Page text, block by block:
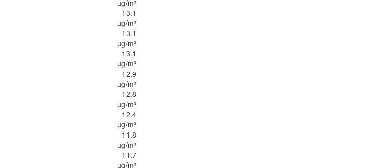
µg/m³
13.1
µg/m³
13.1
µg/m³
13.1
µg/m³
12.9
µg/m³
12.8
µg/m³
12.4
µg/m³
11.8
µg/m³
11.7
µg/m³